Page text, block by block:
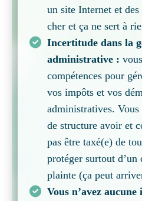
un site Internet et
cher et ça ne sert à
Incertitude dans la
administrative :
compétences pour
vos impôts et vos
administratives. Vous
de structure avoir et
pas être taxé(e) de
protéger surtout
plainte (ça peut
Vous n’avez